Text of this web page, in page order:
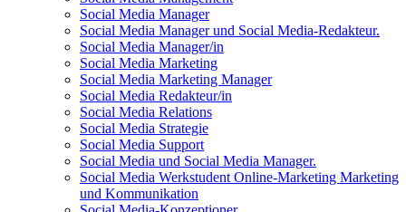
Social Media Manager
Social Media Manager und Social Media-Redakteur.
Social Media Manager/in
Social Media Marketing
Social Media Marketing Manager
Social Media Redakteur/in
Social Media Relations
Social Media Strategie
Social Media Support
Social Media und Social Media Manager.
Social Media Werkstudent Online-Marketing Marketing
und Kommunikation